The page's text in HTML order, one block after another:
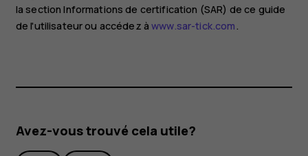
la section Informations de certification (SAR) de ce guide
de l'utilisateur ou accédez àwww.sar-tick.com.
Avez-vous trouvé cela utile?